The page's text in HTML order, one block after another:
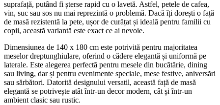
suprafață, putând fi șterse rapid cu o lavetă. Astfel, petele de cafea,
vin, suc sau sos nu mai reprezintă o problemă. Dacă îți dorești o față
de masă rezistentă la pete, ușor de curățat și ideală pentru familii cu
copii, această variantă este exact ce ai nevoie.
Dimensiunea de 140 x 180 cm este potrivită pentru majoritatea
meselor dreptunghiulare, oferind o cădere elegantă și uniformă pe
laterale. Este alegerea perfectă pentru mesele din bucătărie, dining
sau living, dar și pentru evenimente speciale, mese festive, aniversări
sau sărbători. Datorită designului versatil, această față de masă
elegantă se potrivește atât într-un decor modern, cât și într-un
ambient clasic sau rustic.